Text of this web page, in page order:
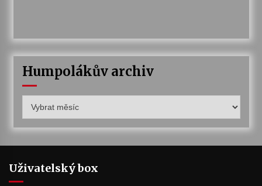
Humpolákův archiv
archiv
Uživatelský box